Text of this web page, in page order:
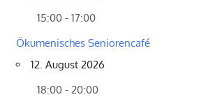
15:00 - 17:00
Ökumenisches Seniorencafé
12. August 2026
18:00 - 20:00